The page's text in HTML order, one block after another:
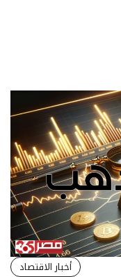
أخبار الاقتصاد